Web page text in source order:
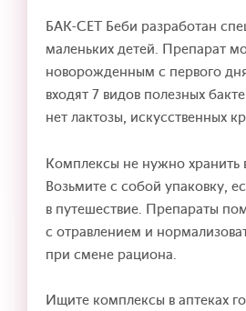
БАК-СЕТ Беби разработан
маленьких детей. Препарат
новорожденным с первого
входят 7 видов полезных
нет лактозы, искусственных
Комплексы не нужно хранить
Возьмите с собой упаковку,
в путешествие. Препараты
с отравлением и
при смене рациона.
Ищите комплексы в аптеках